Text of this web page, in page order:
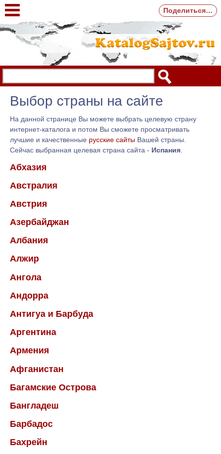
Выбор страны на сайте
На данной странице Вы можете выбрать целевую страну
интернет-каталога и потом Вы сможете просматривать
лучшие и качественные русские сайты Вашей страны.
Сейчас выбранная целевая страна сайта - Испания
Абхазия
Австралия
Австрия
Азербайджан
Албания
Алжир
Ангола
Андорра
Антигуа и Барбуда
Аргентина
Армения
Афганистан
Багамские Острова
Бангладеш
Барбадос
Бахрейн
Поделиться…